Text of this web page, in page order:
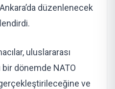
düzenlenecek
uluslararası
bir dönemde NATO
ve